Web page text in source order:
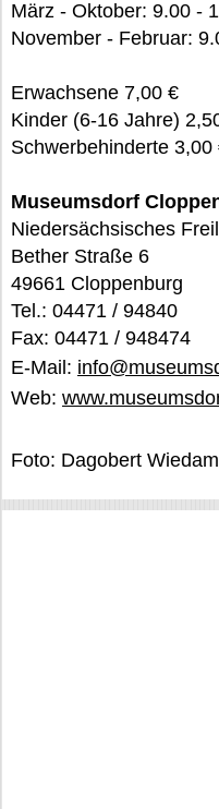
März - Oktober: 9.00 -
November - Februar:
Erwachsene 7,00 €
Kinder (6-16 Jahre)
Schwerbehinderte 3,00
Museumsdorf
Niedersächsisches
Bether Straße 6
49661 Cloppenburg
Tel.: 04471 / 94840
Fax: 04471 / 948474
E-Mail:
Web:
Foto: Dagobert